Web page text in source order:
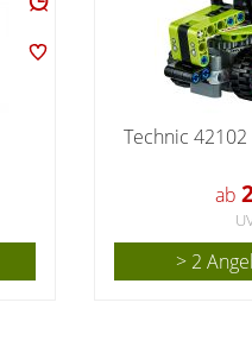
Technic 42102
ab
> 2